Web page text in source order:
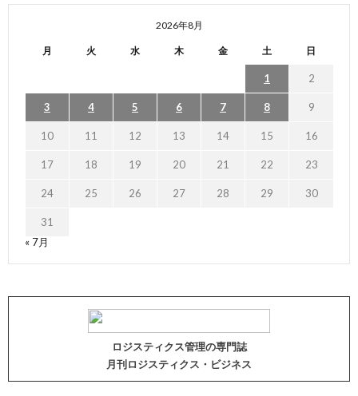
2026年8月
月 火 水 木 金 土 日
1 2
3 4 5 6 7 8 9
10 11 12 13 14 15 16
17 18 19 20 21 22 23
24 25 26 27 28 29 30
31
« 7月
ロジスティクス管理の専門誌
月刊ロジスティクス・ビジネス